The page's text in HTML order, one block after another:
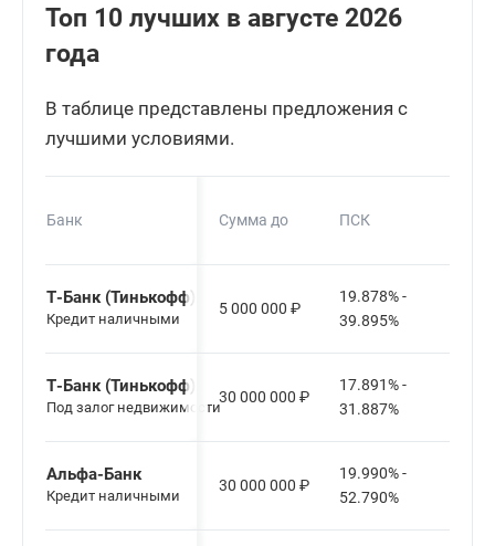
Топ 10 лучших в августе 2026
года
В таблице представлены предложения с
лучшими условиями.
Банк Сумма до ПСК
Т-Банк (Тинькофф)
Кредит наличными
5 000 000 ₽
19.878% -
39.895%
Т-Банк (Тинькофф)
Под залог недвижимости
30 000 000 ₽
17.891% -
31.887%
Альфа-Банк
Кредит наличными
30 000 000 ₽
19.990% -
52.790%